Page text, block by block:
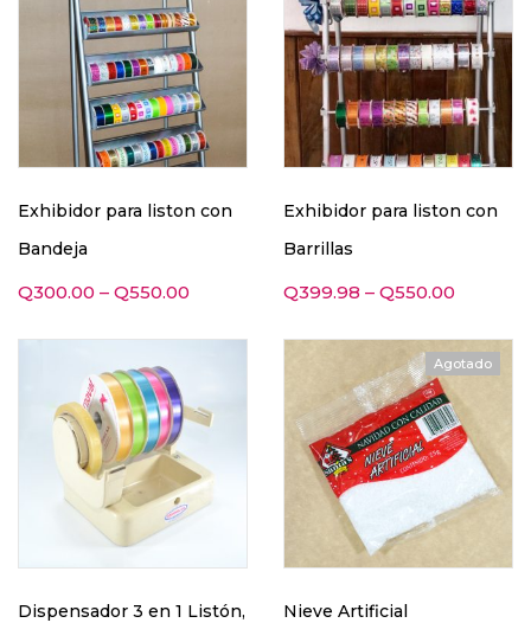
Exhibidor para liston con
Bandeja
Q300.00 – Q550.00
Exhibidor para liston con
Barrillas
Q399.98 – Q550.00
Dispensador 3 en 1 Listón,
Agotado
Nieve Artificial